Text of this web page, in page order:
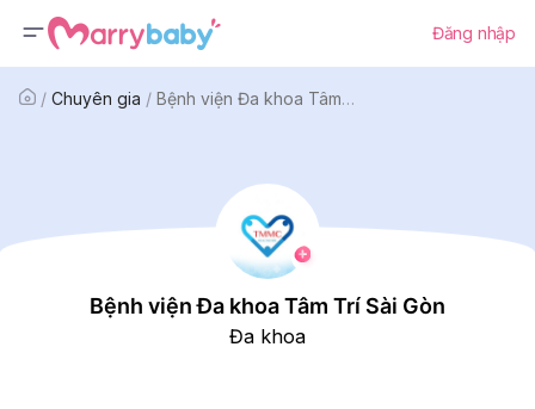
Đăng nhập
/ Chuyên gia / Bệnh viện Đa khoa Tâm Trí Sài Gòn
Bệnh viện Đa khoa Tâm Trí Sài Gòn
Đa khoa